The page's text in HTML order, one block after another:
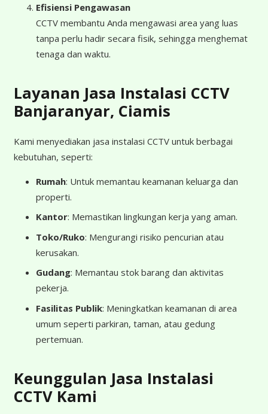
Efisiensi Pengawasan
CCTV membantu Anda mengawasi area yang luas
tanpa perlu hadir secara fisik, sehingga menghemat
tenaga dan waktu.
Layanan Jasa Instalasi CCTV
Banjaranyar, Ciamis
Kami menyediakan jasa instalasi CCTV untuk berbagai
kebutuhan, seperti:
Rumah: Untuk memantau keamanan keluarga dan
properti.
Kantor: Memastikan lingkungan kerja yang aman.
Toko/Ruko: Mengurangi risiko pencurian atau
kerusakan.
Gudang: Memantau stok barang dan aktivitas
pekerja.
Fasilitas Publik: Meningkatkan keamanan di area
umum seperti parkiran, taman, atau gedung
pertemuan.
Keunggulan Jasa Instalasi
CCTV Kami